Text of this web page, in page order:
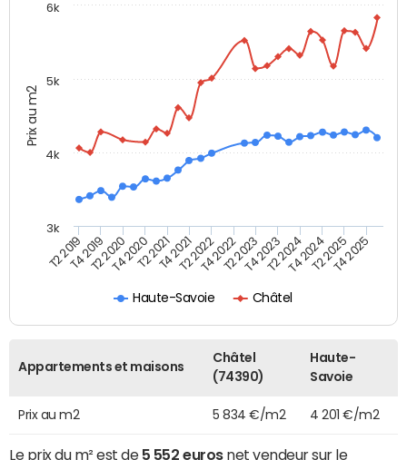
Prix au m2
Haute-Savoie Châtel
T2 2019T4 2019T2 2020T4 2020T2 2021T4 2021T2 2022T4 2022T2 2023T4 2023T2 2024T4 2024T2 2025T4 2025
3k
4k
5k
6k
Appartements et maisons
Châtel
(74390)
Haute-
Savoie
Prix au m2 5 834 €/m2 4 201 €/m2
Le prix du m² est de 5 552 eurosnet vendeur sur le